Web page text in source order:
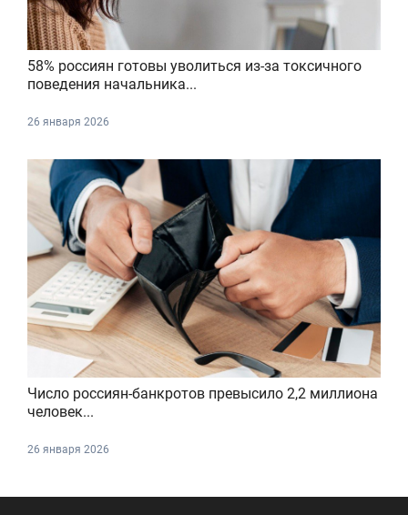
58% россиян готовы уволиться из-за токсичного
поведения начальника...
26 января 2026
Число россиян-банкротов превысило 2,2 миллиона
человек...
26 января 2026